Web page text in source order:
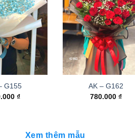
G155
₫
AK – G162
780.000₫
Xem thêm mẫu